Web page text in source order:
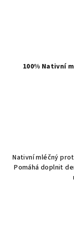
100% Nativní
Nativní mléčný
Pomáhá doplnit